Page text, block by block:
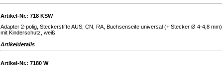
Artikel-Nr.: 718 KSW
Adapter 2-polig, Steckerstifte AUS, CN, RA, Buchsenseite universal (+ Stecker Ø 4-4,8 mm),
mit Kinderschutz, weiß
Artikeldetails
Artikel-Nr.: 7180 W